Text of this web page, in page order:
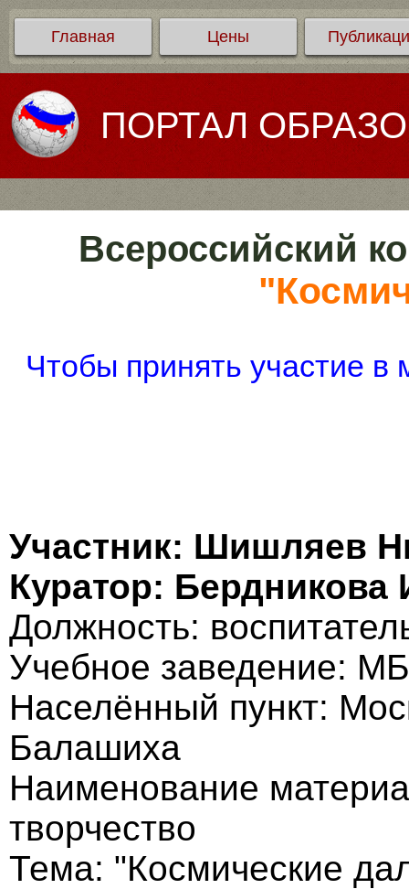
Главная Цены
ПОРТАЛ
Всероссийский
Чтобы принять участие
Участник: Шишляев
Куратор: Бердникова
Должность:
Учебное заведение:
Населённый пункт:
Балашиха
Наименование
творчество
Тема: "Космические